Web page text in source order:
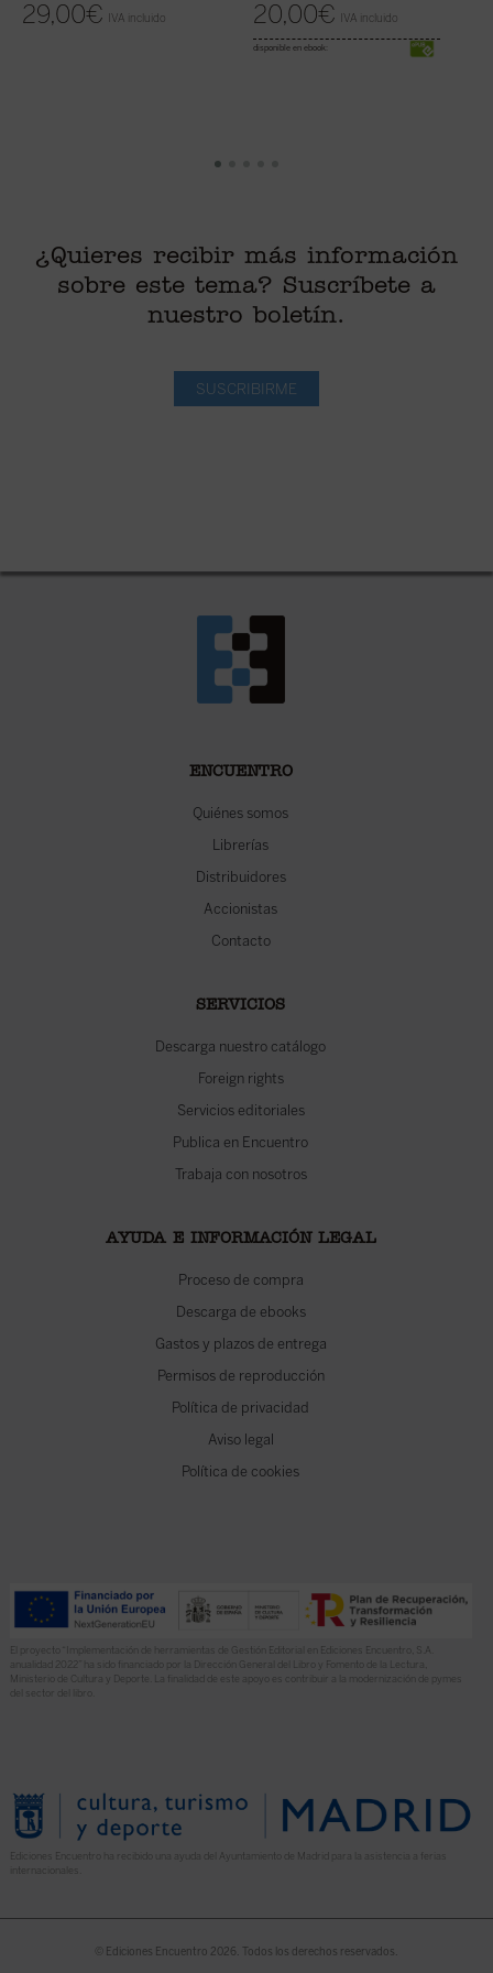
29,00€ IVA incluido 20,00€ IVA incluido
disponible en ebook:
¿Quieres recibir más información
sobre este tema? Suscríbete a
nuestro boletín.
SUSCRIBIRME
ENCUENTRO
Quiénes somos
Librerías
Distribuidores
Accionistas
Contacto
SERVICIOS
Descarga nuestro catálogo
Foreign rights
Servicios editoriales
Publica en Encuentro
Trabaja con nosotros
AYUDA E INFORMACIÓN LEGAL
Proceso de compra
Descarga de ebooks
Gastos y plazos de entrega
Permisos de reproducción
Política de privacidad
Aviso legal
Política de cookies
El proyecto “Implementación de herramientas de Gestión Editorial en Ediciones Encuentro, S.A.
anualidad 2022” ha sido financiado por la Dirección General del Libro y Fomento de la Lectura,
Ministerio de Cultura y Deporte. La finalidad de este apoyo es contribuir a la modernización de pymes
del sector del libro.
Ediciones Encuentro ha recibido una ayuda del Ayuntamiento de Madrid para la asistencia a ferias
© Ediciones Encuentro 2026. Todos los derechos reservados.